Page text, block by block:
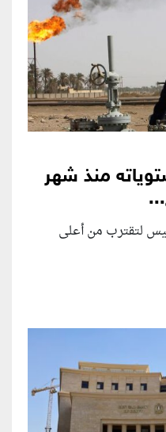
منذ شهر
لتقترب من أعلى